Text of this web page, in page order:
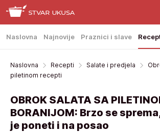
Naslovna Najnovije Praznici i slave
Naslovna Recepti Salate i predjela
piletinom recepti
OBROK SALATA SA
BORANIJOM: Brzo se
je poneti i na posao